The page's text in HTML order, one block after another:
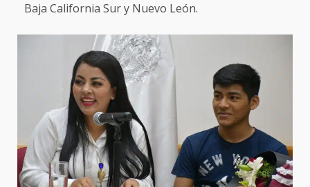
Baja California Sur y Nuevo León.